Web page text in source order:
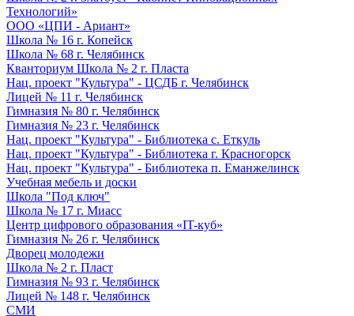
Технологий»
ООО «ЦПИ - Ариант»
Школа № 16 г. Копейск
Школа № 68 г. Челябинск
Кванториум Школа № 2 г. Пласта
Нац. проект "Культура" - ЦСДБ г. Челябинск
Лицей № 11 г. Челябинск
Гимназия № 80 г. Челябинск
Гимназия № 23 г. Челябинск
Нац. проект "Культура" - Библиотека с. Еткуль
Нац. проект "Культура" - Библиотека г. Красногорск
Нац. проект "Культура" - Библиотека п. Еманжелинск
Учебная мебель и доски
Школа "Под ключ"
Школа № 17 г. Миасс
Центр цифрового образования «IT-куб»
Гимназия № 26 г. Челябинск
Дворец молодежи
Школа № 2 г. Пласт
Гимназия № 93 г. Челябинск
Лицей № 148 г. Челябинск
СМИ